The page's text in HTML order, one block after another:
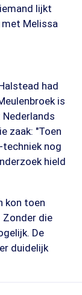
lijkt
Melissa
had
is
Nederlands
zaak: "Toen
nog
hield
kon toen
Zonder die
De
duidelijk